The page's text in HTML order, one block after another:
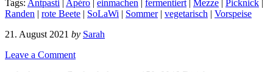
Tags: Antpasti | Apéro | einmachen | fermentiert | Mezze | Picknick |
Randen | rote Beete | SoLaWi | Sommer| vegetarisch | Vorspeise
21. August 2021 by Sarah
Leave a Comment